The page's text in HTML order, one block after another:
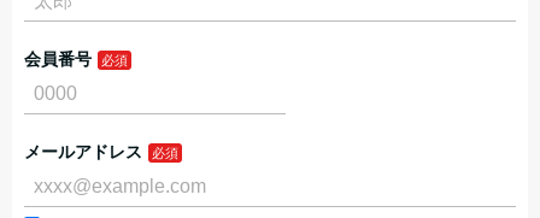
会員番号
メールアドレス